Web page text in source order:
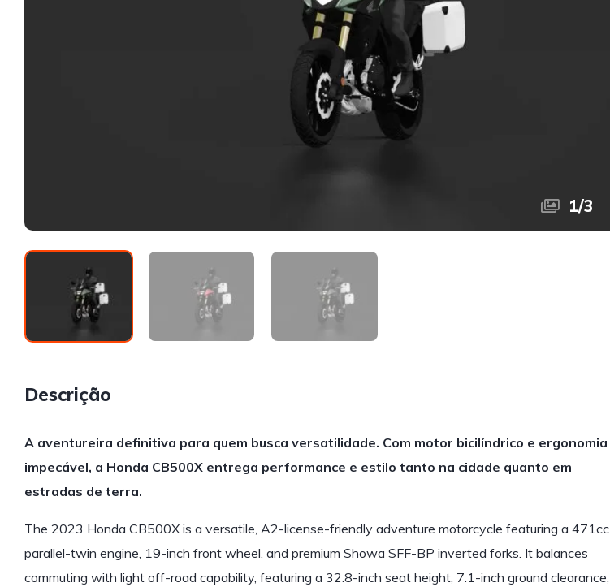
1/3
Descrição
A aventureira definitiva para quem busca versatilidade. Com motor bicilíndrico e ergonomia
impecável, a Honda CB500X entrega performance e estilo tanto na cidade quanto em
estradas de terra.
The 2023 Honda CB500X is a versatile, A2-license-friendly adventure motorcycle featuring a 471cc
parallel-twin engine, 19-inch front wheel, and premium Showa SFF-BP inverted forks. It balances
commuting with light off-road capability, featuring a 32.8-inch seat height, 7.1-inch ground clearance,